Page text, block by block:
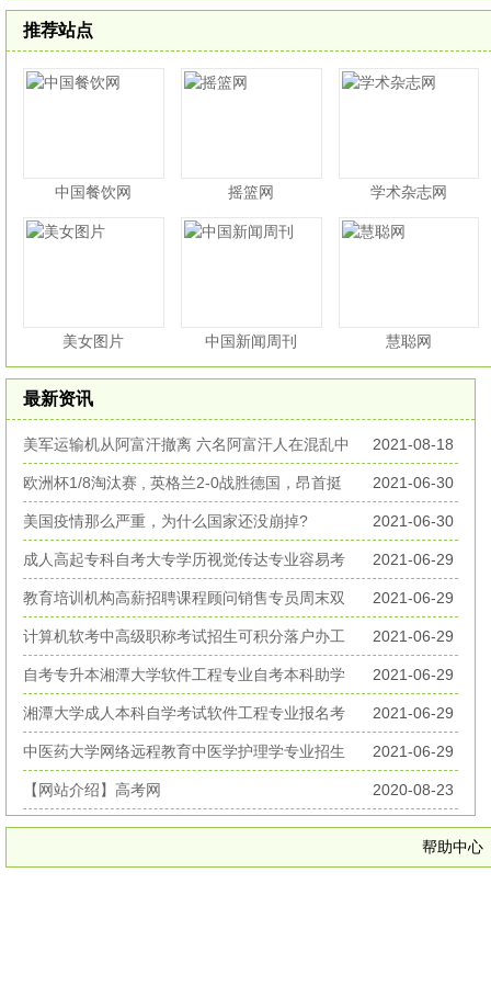
推荐站点
中国餐饮网 摇篮网 学术杂志网
美女图片 中国新闻周刊 慧聪网
最新资讯
美军运输机从阿富汗撤离 六名阿富汗人在混乱中
丧生
2021-08-18
欧洲杯1/8淘汰赛 , 英格兰2-0战胜德国，昂首挺
进欧洲杯八强
2021-06-30
美国疫情那么严重，为什么国家还没崩掉? 2021-06-30
成人高起专科自考大专学历视觉传达专业容易考
好毕业
2021-06-29
教育培训机构高薪招聘课程顾问销售专员周末双
休无加班
2021-06-29
计算机软考中高级职称考试招生可积分落户办工
作居住证
2021-06-29
自考专升本湘潭大学软件工程专业自考本科助学
考试招生
2021-06-29
湘潭大学成人本科自学考试软件工程专业报名考
试简章
2021-06-29
中医药大学网络远程教育中医学护理学专业招生
简章
2021-06-29
【网站介绍】高考网 2020-08-23
帮助中心